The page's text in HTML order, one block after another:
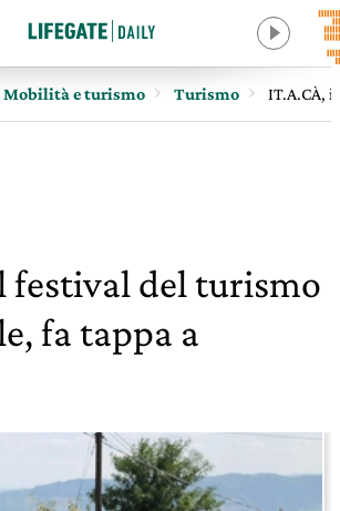
Mobilità e turismo Turismo IT.A.CÀ,
festival del turismo
fa tappa a